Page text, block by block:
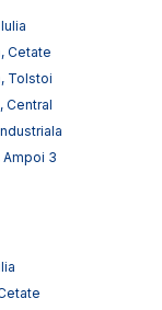
Cetate
Tolstoi
Central
Ampoi 3